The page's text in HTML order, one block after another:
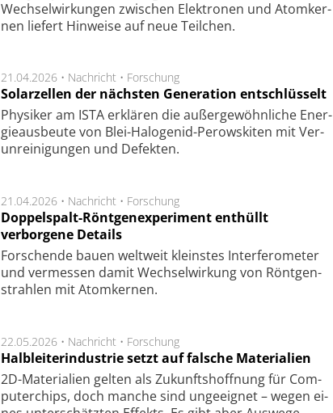
Wech­sel­wir­kung­en zwi­schen Elek­tro­nen und Atom­ker­
nen lie­fert Hin­wei­se auf neue Teil­chen.
21.04.2026 • Nachricht • Forschung
Solarzellen der nächsten Generation entschlüsselt
Physiker am ISTA er­klä­ren die außer­ge­wöhn­li­che Ener­
gie­aus­beu­te von Blei-Halo­ge­nid-Perows­ki­ten mit Ver­
unrei­ni­gung­en und De­fek­ten.
21.04.2026 • Nachricht • Forschung
Doppelspalt-Röntgenexperiment enthüllt
verborgene Details
For­schen­de bau­en welt­weit kleins­tes In­ter­fe­ro­me­ter
und ver­mes­sen da­mit Wech­sel­wir­kung von Rönt­gen­
strah­len mit Atom­ker­nen.
22.05.2026 • Nachricht • Forschung
Halbleiterindustrie setzt auf falsche Materialien
2D-Mate­ri­a­li­en gel­ten als Zu­kunfts­hoff­nung für Com­
pu­ter­chips, doch man­che sind un­ge­eig­net – we­gen ei­